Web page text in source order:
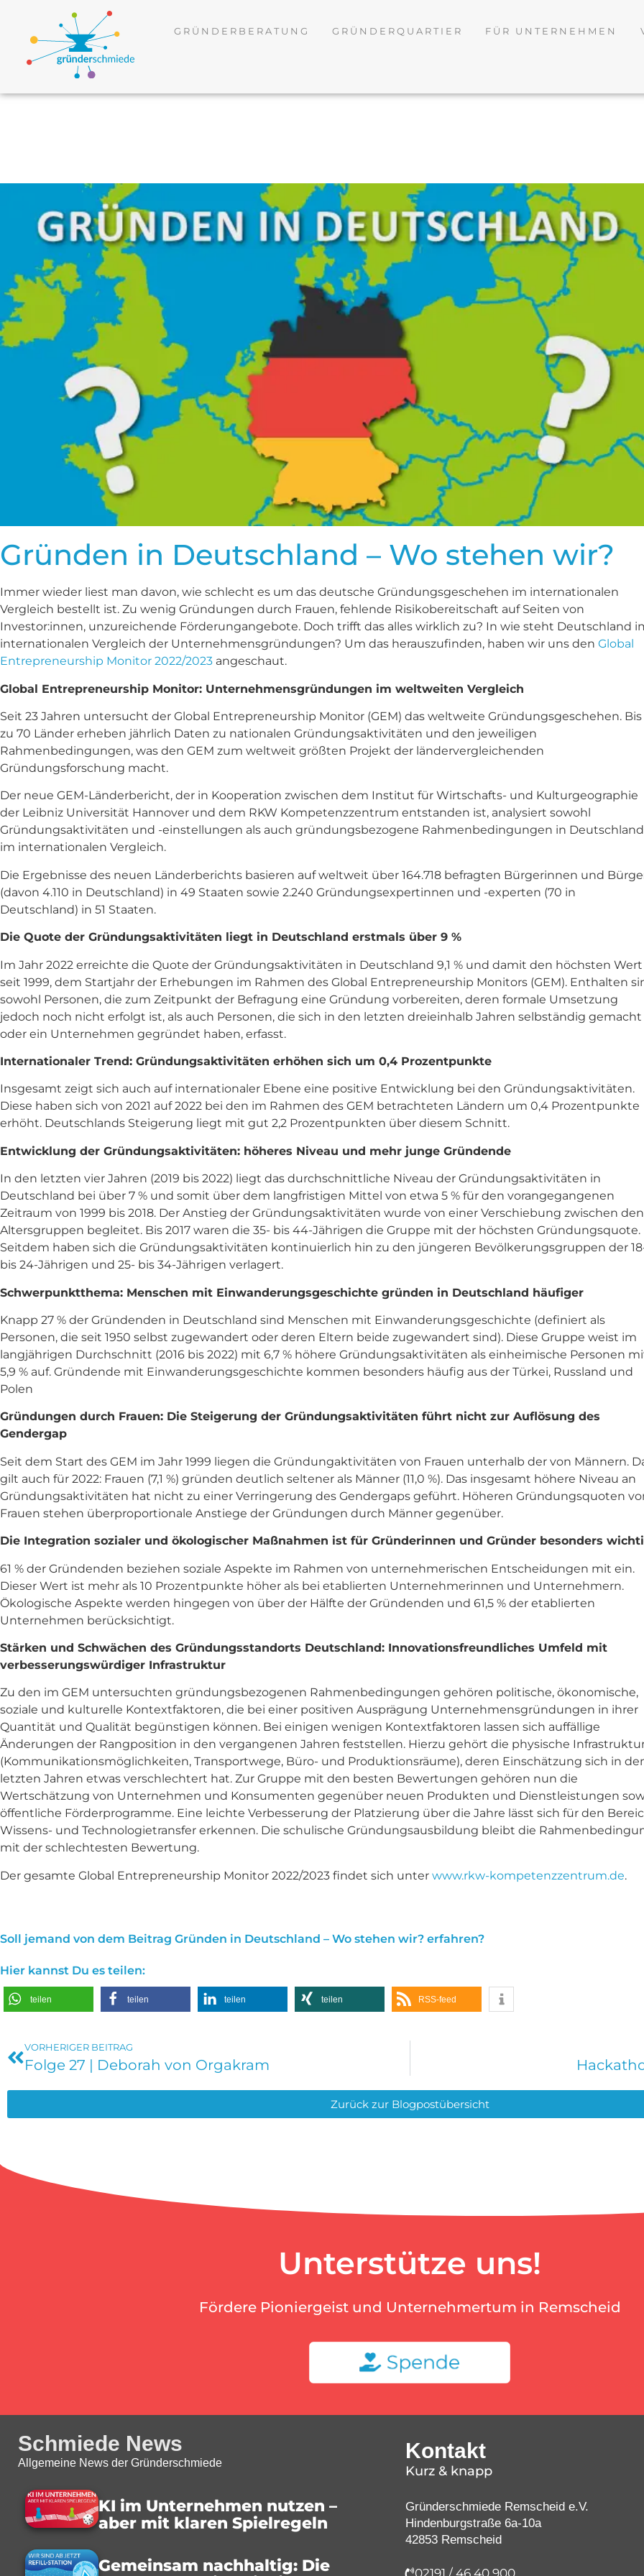
GRÜNDERBERATUNG GRÜNDERQUARTIER FÜR UNTERNEHMEN
Gründen in Deutschland – Wo stehen wir?
Immer wieder liest man davon, wie schlecht es um das deutsche Gründungsgeschehen im internationalen
Vergleich bestellt ist. Zu wenig Gründungen durch Frauen, fehlende Risikobereitschaft auf Seiten von
Investor:innen, unzureichende Förderungangebote. Doch trifft das alles wirklich zu? In wie steht Deutschland
internationalen Vergleich der Unternehmensgründungen? Um das herauszufinden, haben wir uns den Global
Entrepreneurship Monitor 2022/2023 angeschaut.
Global Entrepreneurship Monitor: Unternehmensgründungen im weltweiten Vergleich
Seit 23 Jahren untersucht der Global Entrepreneurship Monitor (GEM) das weltweite Gründungsgeschehen. Bis
zu 70 Länder erheben jährlich Daten zu nationalen Gründungsaktivitäten und den jeweiligen
Rahmenbedingungen, was den GEM zum weltweit größten Projekt der ländervergleichenden
Gründungsforschung macht.
Der neue GEM-Länderbericht, der in Kooperation zwischen dem Institut für Wirtschafts- und Kulturgeographie
der Leibniz Universität Hannover und dem RKW Kompetenzzentrum entstanden ist, analysiert sowohl
Gründungsaktivitäten und -einstellungen als auch gründungsbezogene Rahmenbedingungen in Deutschland
im internationalen Vergleich.
Die Ergebnisse des neuen Länderberichts basieren auf weltweit über 164.718 befragten Bürgerinnen und
(davon 4.110 in Deutschland) in 49 Staaten sowie 2.240 Gründungsexpertinnen und -experten (70 in
Deutschland) in 51 Staaten.
Die Quote der Gründungsaktivitäten liegt in Deutschland erstmals über 9 %
Im Jahr 2022 erreichte die Quote der Gründungsaktivitäten in Deutschland 9,1 % und damit den höchsten Wert
seit 1999, dem Startjahr der Erhebungen im Rahmen des Global Entrepreneurship Monitors (GEM). Enthalten
sowohl Personen, die zum Zeitpunkt der Befragung eine Gründung vorbereiten, deren formale Umsetzung
jedoch noch nicht erfolgt ist, als auch Personen, die sich in den letzten dreieinhalb Jahren selbständig gemacht
oder ein Unternehmen gegründet haben, erfasst.
Internationaler Trend: Gründungsaktivitäten erhöhen sich um 0,4 Prozentpunkte
Insgesamt zeigt sich auch auf internationaler Ebene eine positive Entwicklung bei den Gründungsaktivitäten.
Diese haben sich von 2021 auf 2022 bei den im Rahmen des GEM betrachteten Ländern um 0,4 Prozentpunkte
erhöht. Deutschlands Steigerung liegt mit gut 2,2 Prozentpunkten über diesem Schnitt.
Entwicklung der Gründungsaktivitäten: höheres Niveau und mehr junge Gründende
In den letzten vier Jahren (2019 bis 2022) liegt das durchschnittliche Niveau der Gründungsaktivitäten in
Deutschland bei über 7 % und somit über dem langfristigen Mittel von etwa 5 % für den vorangegangenen
Zeitraum von 1999 bis 2018. Der Anstieg der Gründungsaktivitäten wurde von einer Verschiebung zwischen den
Altersgruppen begleitet. Bis 2017 waren die 35- bis 44-Jährigen die Gruppe mit der höchsten Gründungsquote.
Seitdem haben sich die Gründungsaktivitäten kontinuierlich hin zu den jüngeren Bevölkerungsgruppen der
bis 24-Jährigen und 25- bis 34-Jährigen verlagert.
Schwerpunktthema: Menschen mit Einwanderungsgeschichte gründen in Deutschland häufiger
Knapp 27 % der Gründenden in Deutschland sind Menschen mit Einwanderungsgeschichte (definiert als
Personen, die seit 1950 selbst zugewandert oder deren Eltern beide zugewandert sind). Diese Gruppe weist im
langjährigen Durchschnitt (2016 bis 2022) mit 6,7 % höhere Gründungsaktivitäten als einheimische Personen
5,9 % auf. Gründende mit Einwanderungsgeschichte kommen besonders häufig aus der Türkei, Russland und
Polen
Gründungen durch Frauen: Die Steigerung der Gründungsaktivitäten führt nicht zur Auflösung des
Gendergap
Seit dem Start des GEM im Jahr 1999 liegen die Gründungaktivitäten von Frauen unterhalb der von Männern.
gilt auch für 2022: Frauen (7,1 %) gründen deutlich seltener als Männer (11,0 %). Das insgesamt höhere Niveau an
Gründungsaktivitäten hat nicht zu einer Verringerung des Gendergaps geführt. Höheren Gründungsquoten
Frauen stehen überproportionale Anstiege der Gründungen durch Männer gegenüber.
Die Integration sozialer und ökologischer Maßnahmen ist für Gründerinnen und Gründer besonders
61 % der Gründenden beziehen soziale Aspekte im Rahmen von unternehmerischen Entscheidungen mit ein.
Dieser Wert ist mehr als 10 Prozentpunkte höher als bei etablierten Unternehmerinnen und Unternehmern.
Ökologische Aspekte werden hingegen von über der Hälfte der Gründenden und 61,5 % der etablierten
Unternehmen berücksichtigt.
Stärken und Schwächen des Gründungsstandorts Deutschland: Innovationsfreundliches Umfeld mit
verbesserungswürdiger Infrastruktur
Zu den im GEM untersuchten gründungsbezogenen Rahmenbedingungen gehören politische, ökonomische,
soziale und kulturelle Kontextfaktoren, die bei einer positiven Ausprägung Unternehmensgründungen in ihrer
Quantität und Qualität begünstigen können. Bei einigen wenigen Kontextfaktoren lassen sich auffällige
Änderungen der Rangposition in den vergangenen Jahren feststellen. Hierzu gehört die physische
(Kommunikationsmöglichkeiten, Transportwege, Büro- und Produktionsräume), deren Einschätzung sich in
letzten Jahren etwas verschlechtert hat. Zur Gruppe mit den besten Bewertungen gehören nun die
Wertschätzung von Unternehmen und Konsumenten gegenüber neuen Produkten und Dienstleistungen
öffentliche Förderprogramme. Eine leichte Verbesserung der Platzierung über die Jahre lässt sich für den
Wissens- und Technologietransfer erkennen. Die schulische Gründungsausbildung bleibt die
mit der schlechtesten Bewertung.
Der gesamte Global Entrepreneurship Monitor 2022/2023 findet sich unter www.rkw-kompetenzzentrum.de.
Soll jemand von dem Beitrag Gründen in Deutschland – Wo stehen wir? erfahren?
Hier kannst Du es teilen:
teilen teilen teilen teilen RSS-feed
VORHERIGER BEITRAG
Folge 27 | Deborah von Orgakram
Zurück zur Blogpostübersicht
Unterstütze uns!
Fördere Pioniergeist und Unternehmertum in Remscheid
Schmiede News
Allgemeine News der Gründerschmiede
KI im Unternehmen nutzen –
aber mit klaren Spielregeln
Gemeinsam nachhaltig: Die
Kontakt
Kurz & knapp
Gründerschmiede Remscheid e.V.
Hindenburgstraße 6a-10a
42853 Remscheid
02191 / 46 40 900